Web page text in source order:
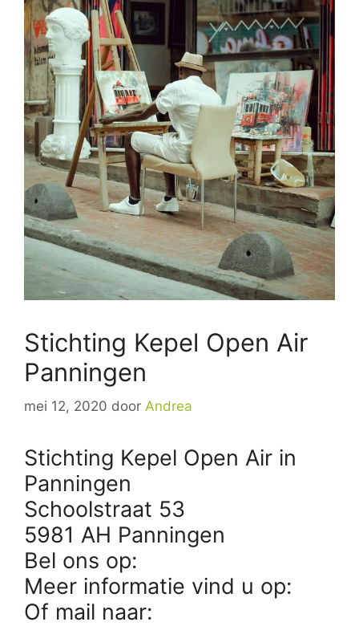
Stichting Kepel Open Air
Panningen
mei 12, 2020 door Andrea
Stichting Kepel Open Air in
Panningen
Schoolstraat 53
5981 AH Panningen
Bel ons op:
Meer informatie vind u op:
Of mail naar: